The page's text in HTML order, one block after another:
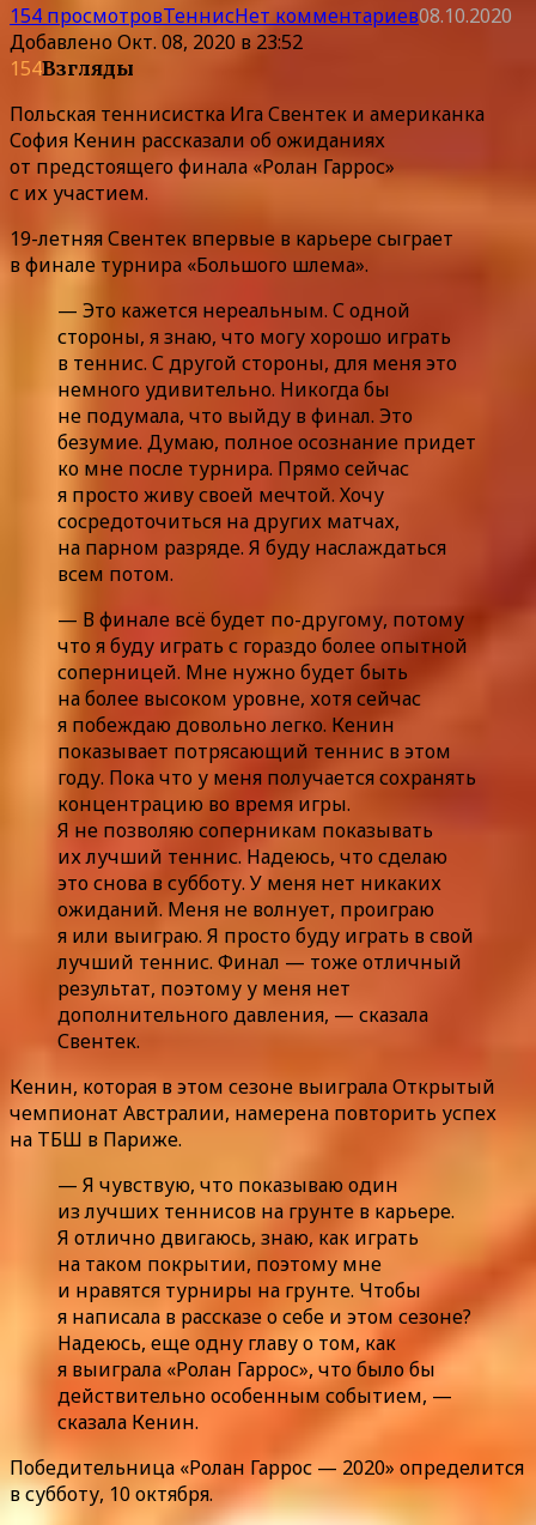
154 просмотровТеннисНет комментариев08.10.2020
ДобавленоОкт. 08, 2020 в 23:52
154Взгляды
Польская теннисистка Ига Свентек и американка
София Кенин рассказали об ожиданиях
от предстоящего финала «Ролан Гаррос»
с их участием.
19-летняя Свентек впервые в карьере сыграет
в финале турнира «Большого шлема».
— Это кажется нереальным. С одной
стороны, я знаю, что могу хорошо играть
в теннис. С другой стороны, для меня это
немного удивительно. Никогда бы
не подумала, что выйду в финал. Это
безумие. Думаю, полное осознание придет
ко мне после турнира. Прямо сейчас
я просто живу своей мечтой. Хочу
сосредоточиться на других матчах,
на парном разряде. Я буду наслаждаться
всем потом.
— В финале всё будет по-другому, потому
что я буду играть с гораздо более опытной
соперницей. Мне нужно будет быть
на более высоком уровне, хотя сейчас
я побеждаю довольно легко. Кенин
показывает потрясающий теннис в этом
году. Пока что у меня получается сохранять
концентрацию во время игры.
Я не позволяю соперникам показывать
их лучший теннис. Надеюсь, что сделаю
это снова в субботу. У меня нет никаких
ожиданий. Меня не волнует, проиграю
я или выиграю. Я просто буду играть в свой
лучший теннис. Финал — тоже отличный
результат, поэтому у меня нет
дополнительного давления, — сказала
Свентек.
Кенин, которая в этом сезоне выиграла Открытый
чемпионат Австралии, намерена повторить успех
на ТБШ в Париже.
— Я чувствую, что показываю один
из лучших теннисов на грунте в карьере.
Я отлично двигаюсь, знаю, как играть
на таком покрытии, поэтому мне
и нравятся турниры на грунте. Чтобы
я написала в рассказе о себе и этом сезоне?
Надеюсь, еще одну главу о том, как
я выиграла «Ролан Гаррос», что было бы
действительно особенным событием, —
сказала Кенин.
Победительница «Ролан Гаррос — 2020» определится
в субботу, 10 октября.